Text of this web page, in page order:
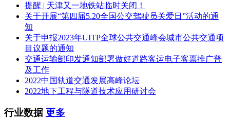
提醒 | 天津又一地铁站临时关闭！
关于开展“第四届5.20全国公交驾驶员关爱日”活动的通
知
关于申报2023年UITP全球公共交通峰会城市公共交通项
目议题的通知
交通运输部印发通知部署做好道路客运电子客票推广普
及工作
2022中国轨道交通发展高峰论坛
2022地下工程与隧道技术应用研讨会
行业数据更多